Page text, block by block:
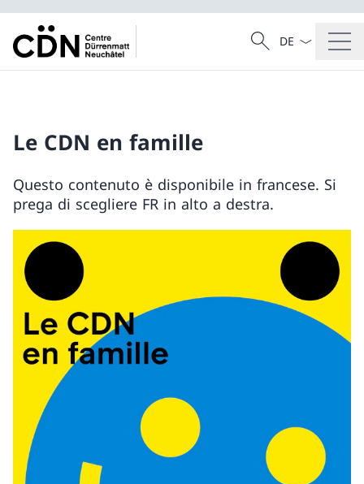
Cercare
Ricerca
Dal menu a
Le CDN en famille
Questo contenuto è disponibile in francese. Si
prega di scegliere FR in alto a destra.